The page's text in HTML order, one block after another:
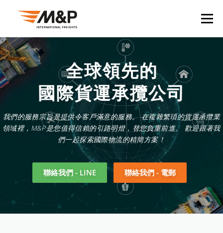
Menu
關於我們 貨運承攬
轉運 資源 聯絡我們
全球領先的
國際貨運承攬公司
我們的服務宗旨是提供令客戶滿意的服務。 在複雜繁瑣的貨運承攬業
領域裡，M&P是您值得信賴的引路明燈，替您負重前進。 歡迎跟著我
們一起探索國際物流的精簡方案！
聯絡我們 - LINE 聯絡我們 - 電郵